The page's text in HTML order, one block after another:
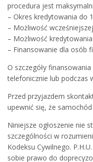
procedura jest
– Okres kredytowania do
– Możliwość
– Możliwość kredytowania
– Finansowanie dla osób
O szczegóły
telefonicznie lub podczas
Przed przyjazdem
upewnić się, że
Niniejsze ogłoszenie nie
szczególności w
Kodeksu Cywilnego.
sobie prawo do